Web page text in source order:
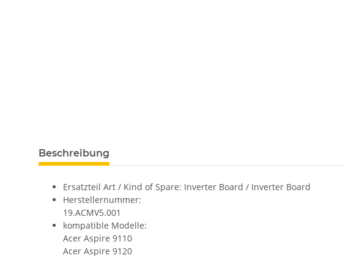
Beschreibung
Ersatzteil Art / Kind of Spare: Inverter Board / Inverter Board
Herstellernummer:
19.ACMV5.001
kompatible Modelle:
Acer Aspire 9110
Acer Aspire 9120